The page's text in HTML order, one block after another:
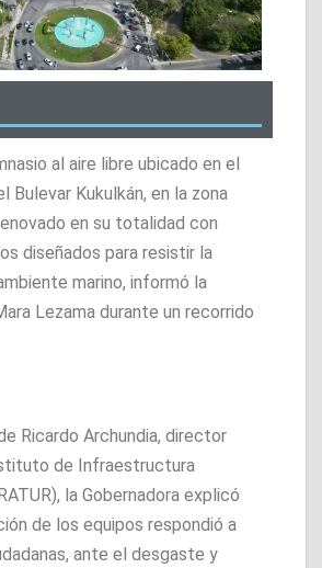
al aire libre ubicado en el
Bulevar Kukulkán, en la zona
en su totalidad con
diseñados para resistir la
marino, informó la
Lezama durante un recorrido
Ricardo Archundia, director
de Infraestructura
la Gobernadora explicó
de los equipos respondió a
ante el desgaste y